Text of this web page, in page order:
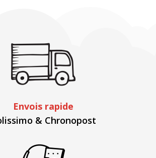
Envois rapide
& Chronopost